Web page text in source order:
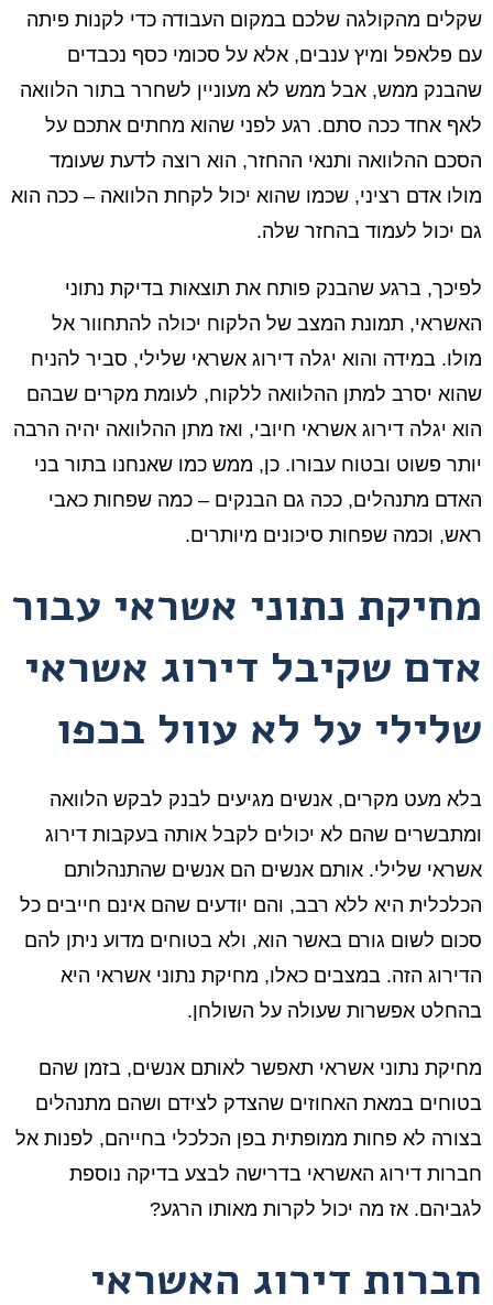
שקלים מהקולגה שלכם במקום העבודה כדי לקנות פיתה
עם פלאפל ומיץ ענבים, אלא על סכומי כסף נכבדים
שהבנק ממש, אבל ממש לא מעוניין לשחרר בתור הלוואה
לאף אחד ככה סתם. רגע לפני שהוא מחתים אתכם על
הסכם ההלוואה ותנאי ההחזר, הוא רוצה לדעת שעומד
מולו אדם רציני, שכמו שהוא יכול לקחת הלוואה – ככה הוא
גם יכול לעמוד בהחזר שלה.
לפיכך, ברגע שהבנק פותח את תוצאות בדיקת נתוני
האשראי, תמונת המצב של הלקוח יכולה להתחוור אל
מולו. במידה והוא יגלה דירוג אשראי שלילי, סביר להניח
שהוא יסרב למתן ההלוואה ללקוח, לעומת מקרים שבהם
הוא יגלה דירוג אשראי חיובי, ואז מתן ההלוואה יהיה הרבה
יותר פשוט ובטוח עבורו. כן, ממש כמו שאנחנו בתור בני
האדם מתנהלים, ככה גם הבנקים – כמה שפחות כאבי
ראש, וכמה שפחות סיכונים מיותרים.
מחיקת נתוני אשראי עבור
אדם שקיבל דירוג אשראי
שלילי על לא עוול בכפו
בלא מעט מקרים, אנשים מגיעים לבנק לבקש הלוואה
ומתבשרים שהם לא יכולים לקבל אותה בעקבות דירוג
אשראי שלילי. אותם אנשים הם אנשים שהתנהלותם
הכלכלית היא ללא רבב, והם יודעים שהם אינם חייבים כל
סכום לשום גורם באשר הוא, ולא בטוחים מדוע ניתן להם
הדירוג הזה. במצבים כאלו, מחיקת נתוני אשראי היא
בהחלט אפשרות שעולה על השולחן.
מחיקת נתוני אשראי תאפשר לאותם אנשים, בזמן שהם
בטוחים במאת האחוזים שהצדק לצידם ושהם מתנהלים
בצורה לא פחות ממופתית בפן הכלכלי בחייהם, לפנות אל
חברות דירוג האשראי בדרישה לבצע בדיקה נוספת
לגביהם. אז מה יכול לקרות מאותו הרגע?
חברות דירוג האשראי